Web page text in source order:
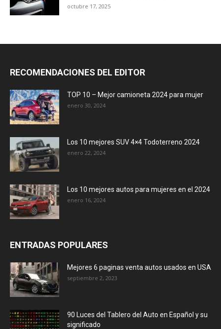
octubre 17, 2025
RECOMENDACIONES DEL EDITOR
TOP 10 – Mejor camioneta 2024 para mujer
enero 30, 2024
Los 10 mejores SUV 4×4 Todoterreno 2024
enero 22, 2024
Los 10 mejores autos para mujeres en el 2024
enero 16, 2024
ENTRADAS POPULARES
Mejores 6 paginas venta autos usados en USA
septiembre 2, 2023
90 Luces del Tablero del Auto en Español y su
significado